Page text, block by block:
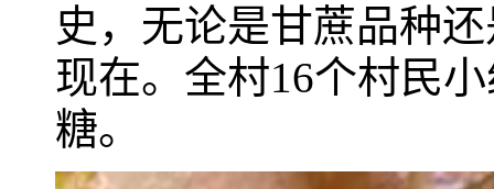
史，无论是甘蔗品种
现在。全村16个村民
糖。